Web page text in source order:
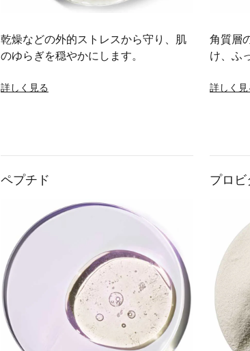
乾燥などの外的ストレスから守り、肌
のゆらぎを穏やかにします。
詳しく見る
角質層
け、ふ
詳しく見
ペプチド プロビ